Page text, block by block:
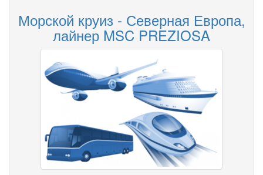
Морской круиз - Северная Европа,
лайнер MSC PREZIOSA